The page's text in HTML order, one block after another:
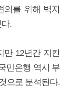
의를 위해 벽지
.
만 12년간 지킨
민은행 역시 부
으로 분석된다.